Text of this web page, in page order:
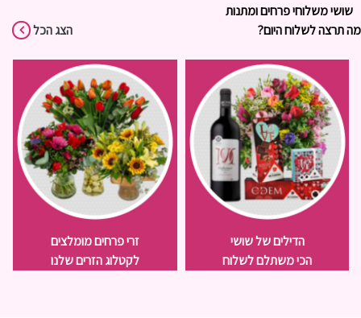
שושי משלוחי פרחים ומתנות
מה תרצה לשלוח היום?
הצג הכל
הדילים של שושי
הכי משתלם לשלוח
זרי פרחים מומלצים
לקטלוג הזרים שלנו